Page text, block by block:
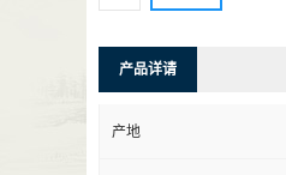
产品详请
产地